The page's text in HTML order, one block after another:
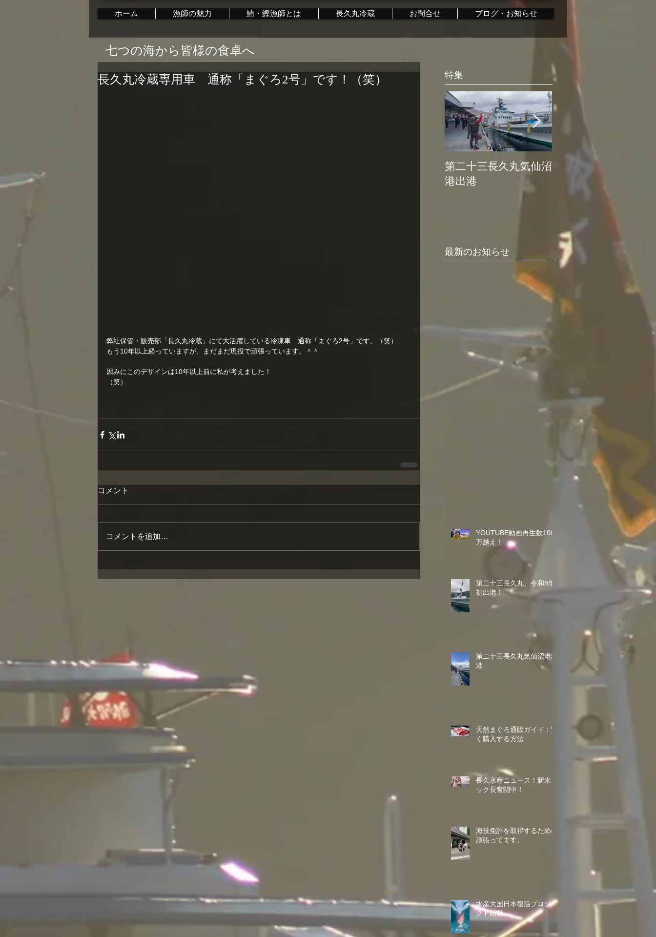
ホーム 漁師の魅力 鮪・鰹漁師とは 長久丸冷蔵 お問合せ ブログ・お知らせ
長久丸冷蔵専用車 通称「まぐろ2号」です！（笑）
弊社保管・販売部「長久丸冷蔵」にて大活躍している冷凍車　通称「まぐろ2号」です。（笑）
もう10年以上経っていますが、まだまだ現役で頑張っています。＾＾
因みにこのデザインは10年以上前に私が考えました！
（笑）
コメント
コメントを追加…
特集
第二十三長久丸気仙沼
港出港
水産大国日本復活プ
最新のお知らせ
YOUTUBE動画再生数100
万越え！
第二十三長久丸、令和8年
初出港！
第二十三長久丸気仙沼港出
港
天然まぐろ通販ガイド：賢
く購入する方法
長久水産ニュース！新米コ
ック長奮闘中！
海技免許を取得するために
頑張ってます。
水産大国日本復活プロジェ
クト始動
七つの海から皆様の食卓へ